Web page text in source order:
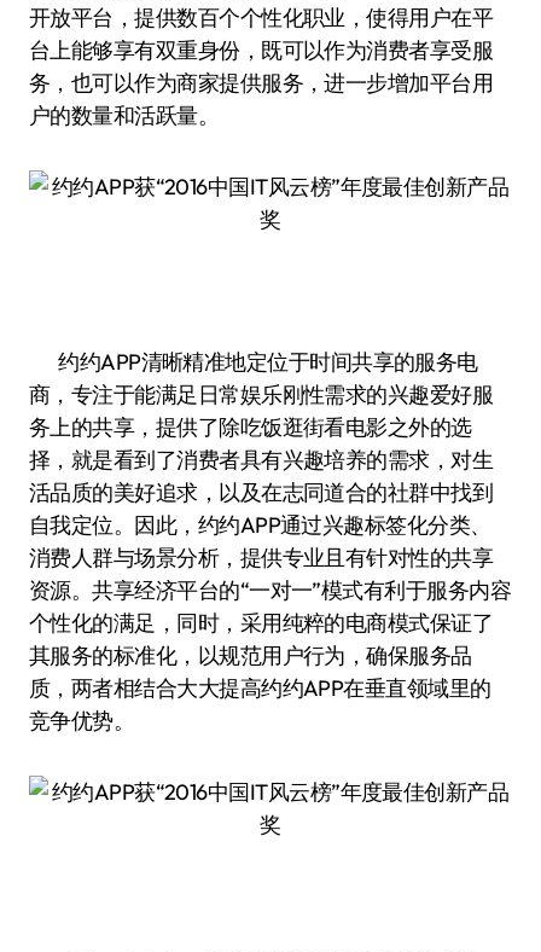
开放平台，提供数百个个性化职业，使得用户在平
台上能够享有双重身份，既可以作为消费者享受服
务，也可以作为商家提供服务，进一步增加平台用
户的数量和活跃量。
约约APP清晰精准地定位于时间共享的服务电
商，专注于能满足日常娱乐刚性需求的兴趣爱好服
务上的共享，提供了除吃饭逛街看电影之外的选
择，就是看到了消费者具有兴趣培养的需求，对生
活品质的美好追求，以及在志同道合的社群中找到
自我定位。因此，约约APP通过兴趣标签化分类、
消费人群与场景分析，提供专业且有针对性的共享
资源。共享经济平台的“一对一”模式有利于服务内容
个性化的满足，同时，采用纯粹的电商模式保证了
其服务的标准化，以规范用户行为，确保服务品
质，两者相结合大大提高约约APP在垂直领域里的
竞争优势。